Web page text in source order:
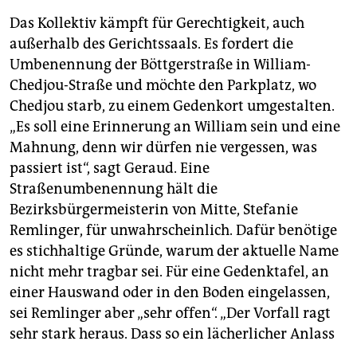
Das Kollektiv kämpft für Gerechtigkeit, auch
außerhalb des Gerichtssaals. Es fordert die
Umbenennung der Böttgerstraße in William-
Chedjou-Straße und möchte den Parkplatz, wo
Chedjou starb, zu einem Gedenkort umgestalten.
„Es soll eine Erinnerung an William sein und eine
Mahnung, denn wir dürfen nie vergessen, was
passiert ist“, sagt Geraud. Eine
Straßenumbenennung hält die
Bezirksbürgermeisterin von Mitte, Stefanie
Remlinger, für unwahrscheinlich. Dafür benötige
es stichhaltige Gründe, warum der aktuelle Name
nicht mehr tragbar sei. Für eine Gedenktafel, an
einer Hauswand oder in den Boden eingelassen,
sei Remlinger aber „sehr offen“. „Der Vorfall ragt
sehr stark heraus. Dass so ein lächerlicher Anlass